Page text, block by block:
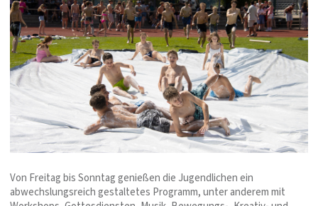
Von Freitag bis Sonntag genießen die Jugendlichen ein
abwechslungsreich gestaltetes Programm, unter anderem mit